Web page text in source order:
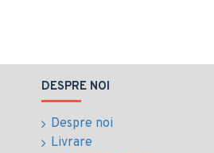
DESPRE NOI
Despre noi
Livrare